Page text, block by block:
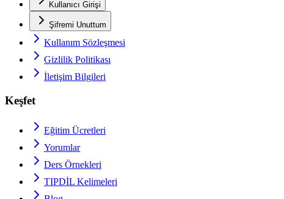
Kullanıcı Girişi
Şifremi Unuttum
Kullanım Sözleşmesi
Gizlilik Politikası
İletişim Bilgileri
Keşfet
Eğitim Ücretleri
Yorumlar
Ders Örnekleri
TIPDİL Kelimeleri